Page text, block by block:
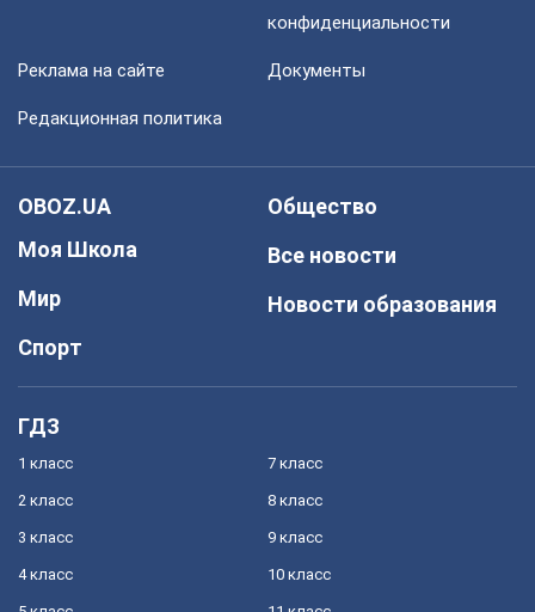
конфиденциальности
Реклама на сайте Документы
Редакционная политика
OBOZ.UA
Моя Школа
Мир
Спорт
Общество
Все новости
Новости образования
ГДЗ
1 класс
2 класс
3 класс
4 класс
7 класс
8 класс
9 класс
10 класс